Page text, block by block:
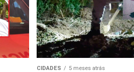
CIDADES 5 meses atrás